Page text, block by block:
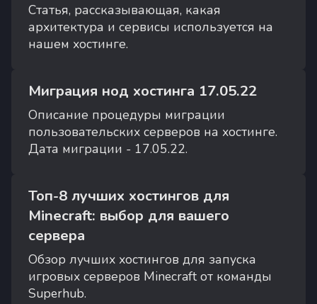
Статья, рассказывающая, какая
архитектура и сервисы используется на
нашем хостинге.
Миграция нод хостинга 17.05.22
Описание процедуры миграции
пользовательских серверов на хостинге.
Дата миграции - 17.05.22.
Топ-8 лучших хостингов для
Minecraft: выбор для вашего
сервера
Обзор лучших хостингов для запуска
игровых серверов Minecraft от команды
Superhub.